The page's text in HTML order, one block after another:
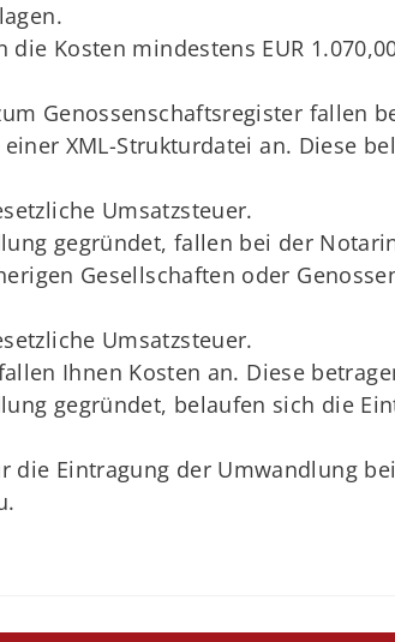
die Kosten mindestens EUR
Genossenschaftsregister fallen
XML-Strukturdatei an. Diese
Umsatzsteuer.
gegründet, fallen bei der
Gesellschaften oder
Umsatzsteuer.
Ihnen Kosten an. Diese
gegründet, belaufen sich die
die Eintragung der Umwandlung